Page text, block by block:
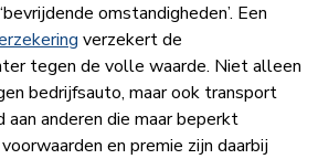
omstandigheden’. Een
verzekert de
tegen de volle waarde. Niet alleen
bedrijfsauto, maar ook transport
anderen die maar beperkt
en premie zijn daarbij